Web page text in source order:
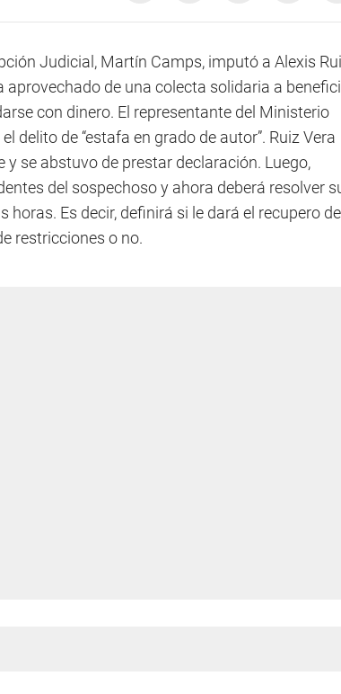
Judicial, Martín Camps, imputó a Alexis
aprovechado de una colecta solidaria a
con dinero. El representante del Ministerio
delito de “estafa en grado de autor”. Ruiz Vera
se abstuvo de prestar declaración. Luego,
del sospechoso y ahora deberá resolver
Es decir, definirá si le dará el recupero de
restricciones o no.